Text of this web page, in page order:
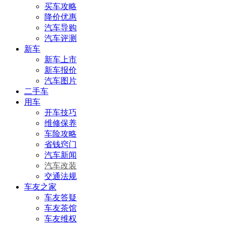
买车攻略
降价优惠
汽车导购
汽车评测
新车
新车上市
新车报价
汽车图片
二手车
用车
开车技巧
维修保养
车险攻略
省钱窍门
汽车新闻
汽车改装
交通法规
车友之家
车友答疑
车友茶馆
车友维权